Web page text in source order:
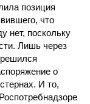
позиция
что
нет, поскольку
Лишь через
о
И то,